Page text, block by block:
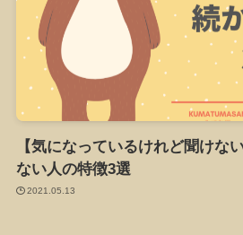
【気になっているけれど聞けな
ない人の特徴3選
2021.05.13